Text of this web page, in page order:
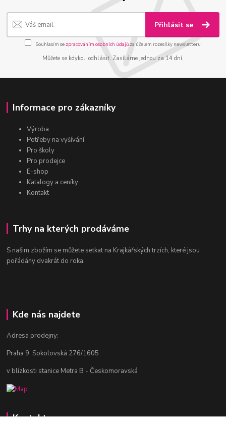
Přihlásit se
Souhlasím se zpracováním osobních údajůza účelem rozesílky newsletteru.
Můžete se kdykoli odhlásit. Zasíláme jednou za 14 dní.
Informace pro zákazníky
Výroba
Potřeby na vyšívání
Pro školy
Pro prodejce
E-shop
Katalogy a ceníky
Kontakt
Trhy na kterých prodáváme
S našim zbožím se můžete setkat na Krajkářských trzích, které jsou
pořádány dvakrát do roka.
Kde nás najdete
Adresa prodejny:
Praha 9, Sokolovská 276/1605
v blízkosti stanice Metra B - Českomoravská
Kontakty